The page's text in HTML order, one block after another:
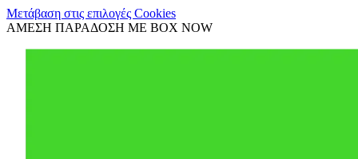
Μετάβαση στις επιλογές Cookies
ΑΜΕΣΗ ΠΑΡΑΔΟΣΗ ΜΕ BOX NOW